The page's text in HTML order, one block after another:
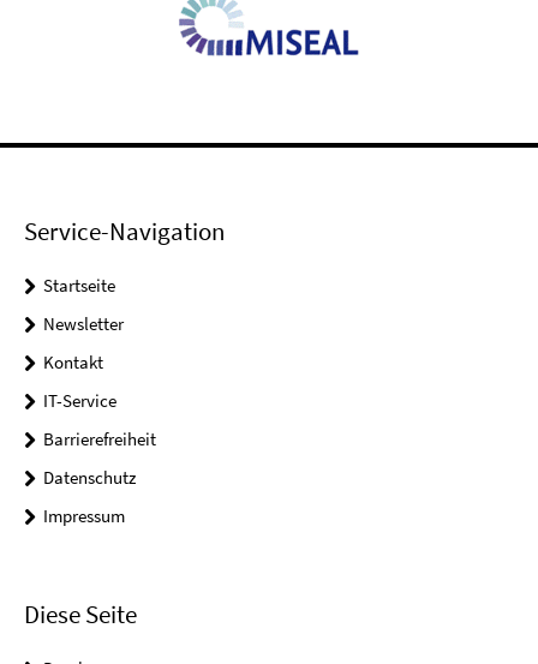
Service-Navigation
Startseite
Newsletter
Kontakt
IT-Service
Barrierefreiheit
Datenschutz
Impressum
Diese Seite